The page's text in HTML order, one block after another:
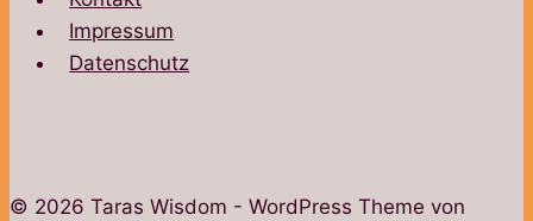
Impressum
Datenschutz
© 2026 Taras Wisdom - WordPress Theme von